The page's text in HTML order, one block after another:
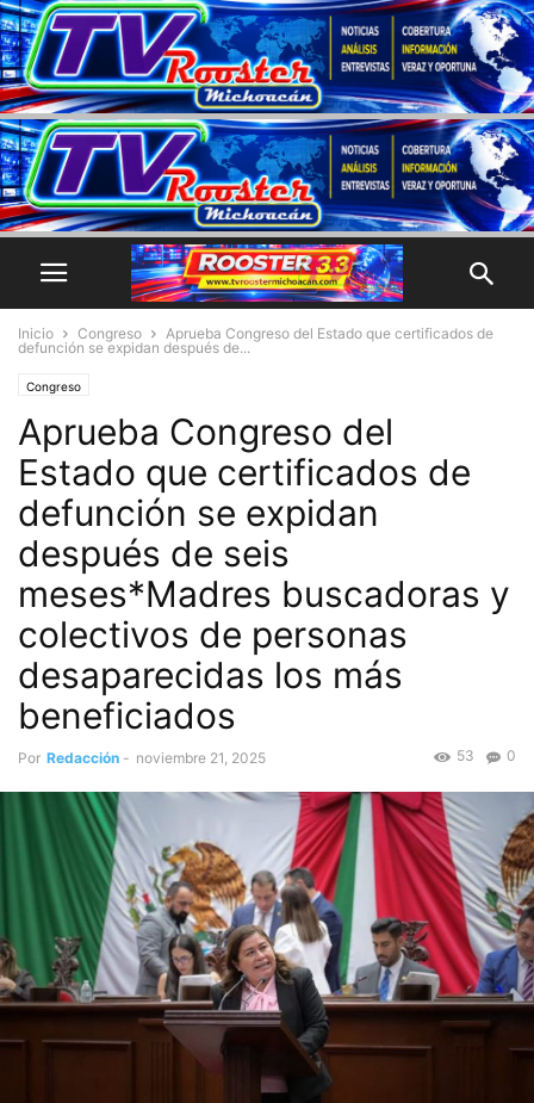
Inicio Congreso
Aprueba Congreso del Estado que certificados de
defunción se expidan después de...
Congreso
Aprueba Congreso del
Estado que certificados de
defunción se expidan
después de seis
meses*Madres buscadoras y
colectivos de personas
desaparecidas los más
beneficiados
Por Redacción - noviembre 21, 2025 0
53